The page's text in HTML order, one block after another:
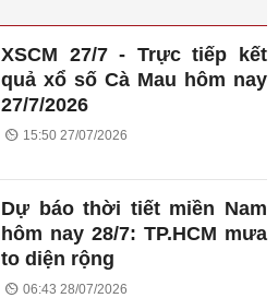
XSCM 27/7 - Trực tiếp kết
quả xổ số Cà Mau hôm nay
27/7/2026
15:50 27/07/2026
Dự báo thời tiết miền Nam
hôm nay 28/7: TP.HCM mưa
to diện rộng
06:43 28/07/2026